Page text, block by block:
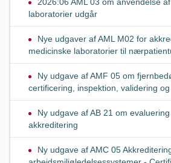
laboratorier udgår
Nye udgaver af AML M02 for
medicinske laboratorier til
Ny udgave af AMF 05 om
certificering, inspektion, validering
Ny udgave af AB 21 om
akkreditering
Ny udgave af AMC 05